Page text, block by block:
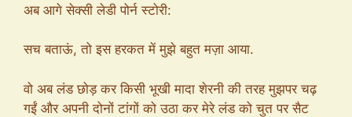
अब आगे सेक्सी लेडी पोर्न स्टोरी:
सच बताऊं, तो इस हरकत में मुझे बहुत मज़ा आया.
वो अब लंड छोड़ कर किसी भूखी मादा शेरनी की तरह मुझपर चढ़
गईं और अपनी दोनों टांगों को उठा कर मेरे लंड को चुत पर सैट